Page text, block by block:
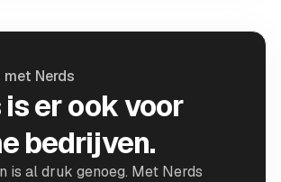
met Nerds
is er ook voor
bedrijven.
is al druk genoeg. Met Nerds